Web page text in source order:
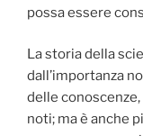
possa essere
La storia della
dall’importanza
delle
noti; ma è anche